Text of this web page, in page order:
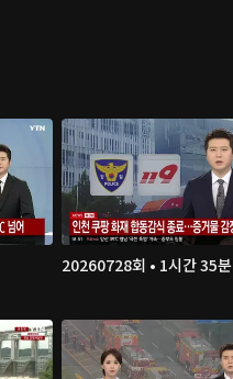
20260728회 • 1시간 35분